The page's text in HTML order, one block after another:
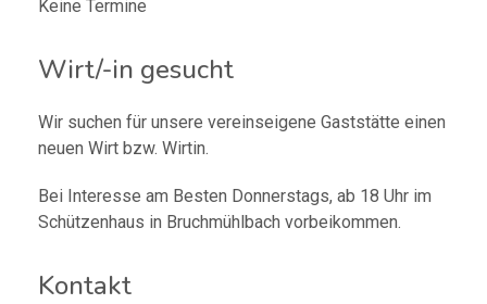
Keine Termine
Wirt/-in gesucht
Wir suchen für unsere vereinseigene Gaststätte einen
neuen Wirt bzw. Wirtin.
Bei Interesse am Besten Donnerstags, ab 18 Uhr im
Schützenhaus in Bruchmühlbach vorbeikommen.
Kontakt